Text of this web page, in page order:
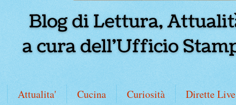
Attualita' Cucina Curiosità Dirette Live